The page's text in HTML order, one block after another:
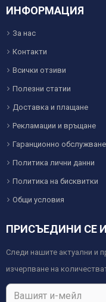
ИНФОРМАЦИЯ
За нас
Контакти
Всички отзиви
Полезни статии
Доставка и плащане
Рекламации и връщане
Гаранционно обслужване
Политика лични данни
Политика на бисквитки
Общи условия
ПРИСЪЕДИНИ СЕ
Следи нашите актуални и
изчерпване на